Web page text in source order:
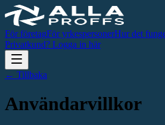
För företagFör yrkespersonerHur det
Privatkund? Logga in här
← Tillbaka
Användarvillkor